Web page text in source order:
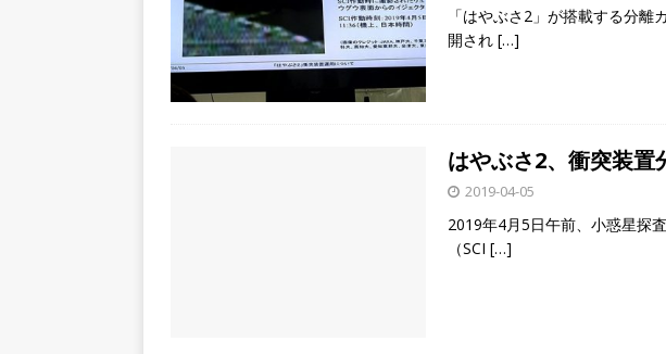
「はやぶさ2」が搭載する分
開され […]
はやぶさ2、衝突装置
2019-04-05
2019年4月5日午前、小惑星探
（SCI […]